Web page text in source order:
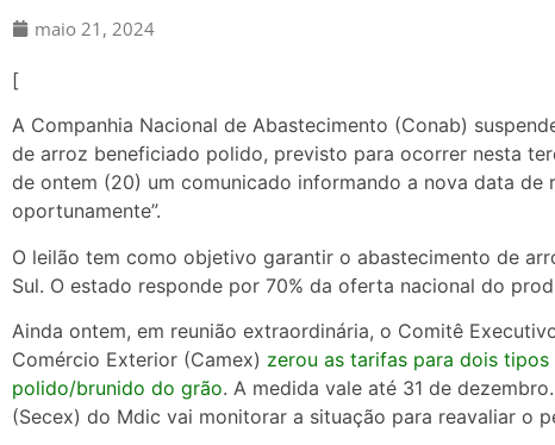
maio 21, 2024
[
A Companhia Nacional de Abastecimento (Conab)
de arroz beneficiado polido, previsto para ocorrer nesta
de ontem (20) um comunicado informando a nova data de
oportunamente”.
O leilão tem como objetivo garantir o abastecimento de
Sul. O estado responde por 70% da oferta nacional do
Ainda ontem, em reunião extraordinária, o Comitê
Comércio Exterior (Camex) zerou as tarifas para dois
polido/brunido do grão. A medida vale até 31 de
(Secex) do Mdic vai monitorar a situação para reavaliar o